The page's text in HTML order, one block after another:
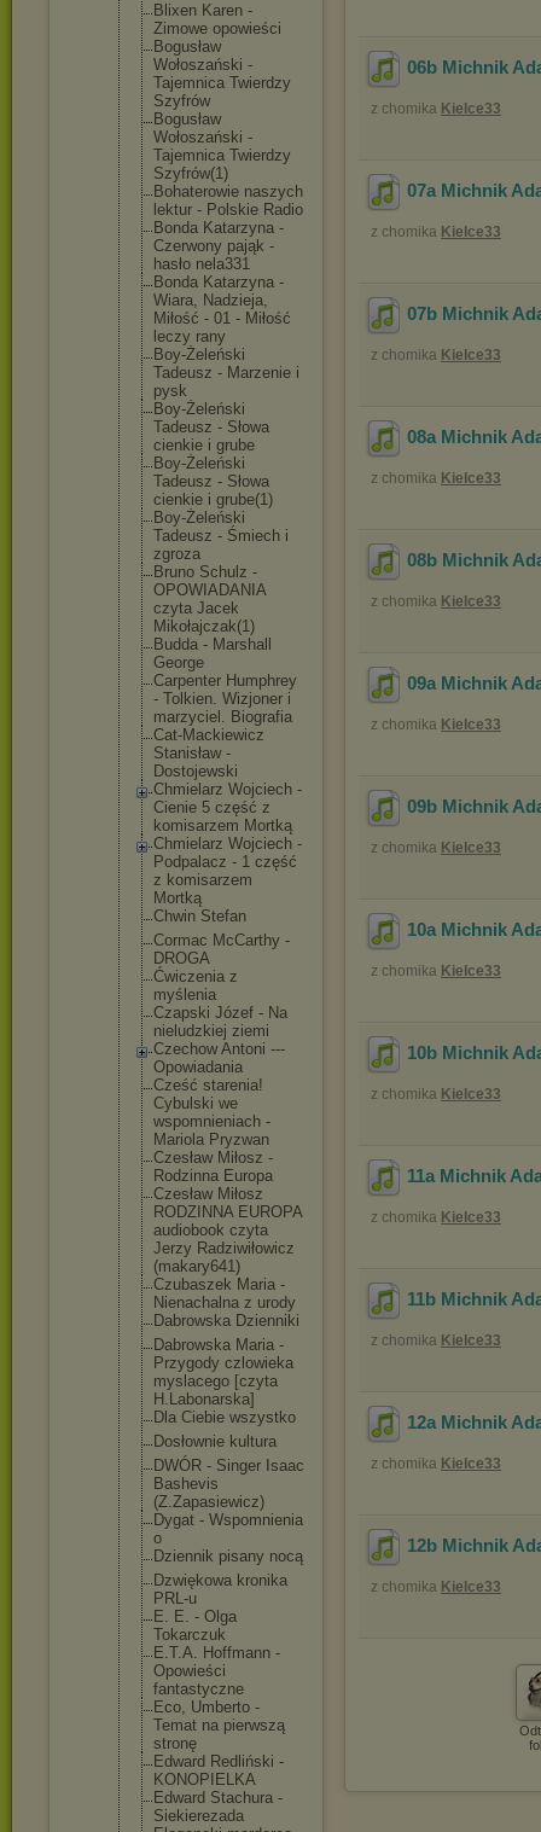
Blixen Karen -
Zimowe opowieści
Bogusław
Wołoszański -
Tajemnica Twierdzy
Szyfrów
Bogusław
Wołoszański -
Tajemnica Twierdzy
Szyfrów(1)
Bohaterowie naszych
lektur - Polskie Radio
Bonda Katarzyna -
Czerwony pająk -
hasło nela331
Bonda Katarzyna -
Wiara, Nadzieja,
Miłość - 01 - Miłość
leczy rany
Boy-Żeleński
Tadeusz - Marzenie i
pysk
Boy-Żeleński
Tadeusz - Słowa
cienkie i grube
Boy-Żeleński
Tadeusz - Słowa
cienkie i grube(1)
Boy-Żeleński
Tadeusz - Śmiech i
zgroza
Bruno Schulz -
OPOWIADANIA
czyta Jacek
Mikołajczak(1)
Budda - Marshall
George
Carpenter Humphrey
- Tolkien. Wizjoner i
marzyciel. Biografia
Cat-Mackiewicz
Stanisław -
Dostojewski
Chmielarz Wojciech -
Cienie 5 część z
komisarzem Mortką
Chmielarz Wojciech -
Podpalacz - 1 część
z komisarzem
Mortką
Chwin Stefan
Cormac McCarthy -
DROGA
Ćwiczenia z
myślenia
Czapski Józef - Na
nieludzkiej ziemi
Czechow Antoni ---
Opowiadania
Cześć starenia!
Cybulski we
wspomnieniach -
Mariola Pryzwan
Czesław Miłosz -
Rodzinna Europa
Czesław Miłosz
RODZINNA EUROPA
audiobook czyta
Jerzy Radziwiłowicz
(makary641)
Czubaszek Maria -
Nienachalna z urody
Dabrowska Dzienniki
Dabrowska Maria -
Przygody czlowieka
myslacego [czyta
H.Labonarska]
Dla Ciebie wszystko
Dosłownie kultura
DWÓR - Singer Isaac
Bashevis
(Z.Zapasiewicz)
Dygat - Wspomnienia
o
Dziennik pisany nocą
Dzwiękowa kronika
PRL-u
E. E. - Olga
Tokarczuk
E.T.A. Hoffmann -
Opowieści
fantastyczne
Eco, Umberto -
Temat na pierwszą
stronę
Edward Redliński -
KONOPIELKA
Edward Stachura -
Siekierezada
06b Michnik
z chomika Kielce33
07a Michnik
z chomika Kielce33
07b Michnik
z chomika Kielce33
08a Michnik
z chomika Kielce33
08b Michnik
z chomika Kielce33
09a Michnik
z chomika Kielce33
09b Michnik
z chomika Kielce33
10a Michnik
z chomika Kielce33
10b Michnik
z chomika Kielce33
11a Michnik
z chomika Kielce33
11b Michnik
z chomika Kielce33
12a Michnik
z chomika Kielce33
12b Michnik
z chomika Kielce33